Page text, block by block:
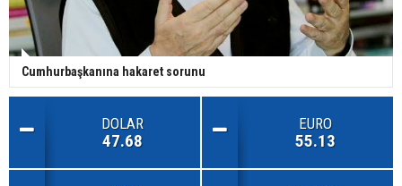
Cumhurbaşkanına hakaret sorunu
DOLAR
47.68
EURO
55.13